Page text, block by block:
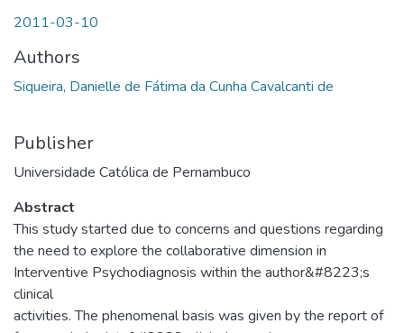
2011-03-10
Authors
Siqueira, Danielle de Fátima da Cunha Cavalcanti de
Publisher
Universidade Católica de Pernambuco
Abstract
This study started due to concerns and questions regarding
the need to explore the collaborative dimension in
Interventive Psychodiagnosis within the author&#8223;s
clinical
activities. The phenomenal basis was given by the report of